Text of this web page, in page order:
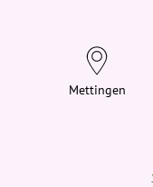
e
Mettingen